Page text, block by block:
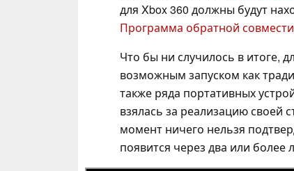
для Xbox 360 должны будут
Программа обратной
Что бы ни случилось в итоге,
возможным запуском как
также ряда портативных
взялась за реализацию своей
момент ничего нельзя
появится через два или более